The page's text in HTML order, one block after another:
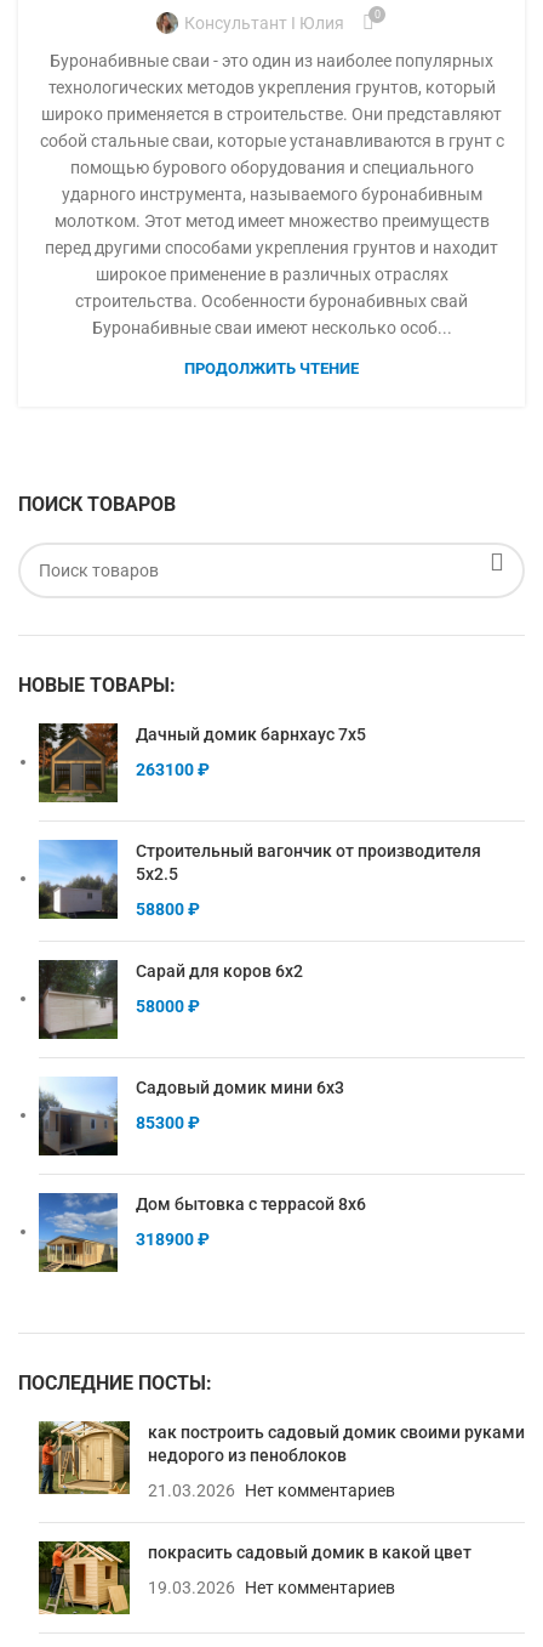
Консультант I Юлия 0
Буронабивные сваи - это один из наиболее популярных
технологических методов укрепления грунтов, который
широко применяется в строительстве. Они представляют
собой стальные сваи, которые устанавливаются в грунт с
помощью бурового оборудования и специального
ударного инструмента, называемого буронабивным
молотком. Этот метод имеет множество преимуществ
перед другими способами укрепления грунтов и находит
широкое применение в различных отраслях
строительства. Особенности буронабивных свай
Буронабивные сваи имеют несколько особ...
ПРОДОЛЖИТЬ ЧТЕНИЕ
ПОИСК ТОВАРОВ
НОВЫЕ ТОВАРЫ:
Дачный домик барнхаус 7х5
263100₽
Строительный вагончик от производителя
5х2.5
58800₽
Сарай для коров 6х2
58000₽
Садовый домик мини 6х3
85300₽
Дом бытовка с террасой 8х6
318900₽
ПОСЛЕДНИЕ ПОСТЫ:
как построить садовый домик своими руками
недорого из пеноблоков
21.03.2026
Нет комментариев
покрасить садовый домик в какой цвет
19.03.2026
Нет комментариев